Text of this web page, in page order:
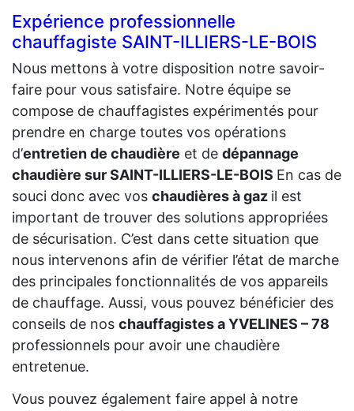
Expérience professionnelle
chauffagiste SAINT-ILLIERS-LE-BOIS
Nous mettons à votre disposition notre savoir-
faire pour vous satisfaire. Notre équipe se
compose de chauffagistes expérimentés pour
prendre en charge toutes vos opérations
d’entretien de chaudière et de dépannage
chaudière sur SAINT-ILLIERS-LE-BOIS En cas de
souci donc avec vos chaudières à gaz il est
important de trouver des solutions appropriées
de sécurisation. C’est dans cette situation que
nous intervenons afin de vérifier l’état de marche
des principales fonctionnalités de vos appareils
de chauffage. Aussi, vous pouvez bénéficier des
conseils de nos chauffagistes a YVELINES – 78
professionnels pour avoir une chaudière
entretenue.
Vous pouvez également faire appel à notre